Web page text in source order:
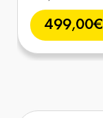
499,00€